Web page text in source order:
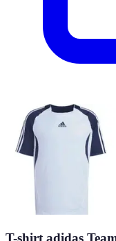
T-shirt adidas